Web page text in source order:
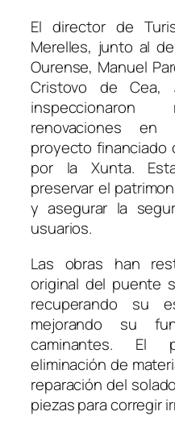
El director de
Merelles, junto al
Ourense, Manuel
Cristovo de Cea,
inspeccionaron
renovaciones en
proyecto financiado
por la Xunta.
preservar el
y asegurar la
usuarios.
Las obras han
original del puente
recuperando su
mejorando su
caminantes. El
eliminación de
reparación del
piezas para corregir